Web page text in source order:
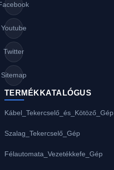
Youtube
Twitter
Sitemap
TERMÉKKATALÓGUS
Kábel_Tekercselő_és_Kötöző_Gép
Szalag_Tekercselő_Gép
Félautomata_Vezetékkefe_Gép